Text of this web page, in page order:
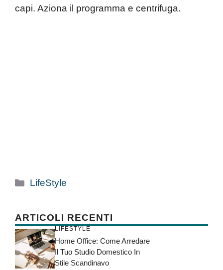
capi. Aziona il programma e centrifuga.
Categorie
LifeStyle
ARTICOLI RECENTI
LIFESTYLE
Home Office: Come Arredare
Il Tuo Studio Domestico In
Stile Scandinavo